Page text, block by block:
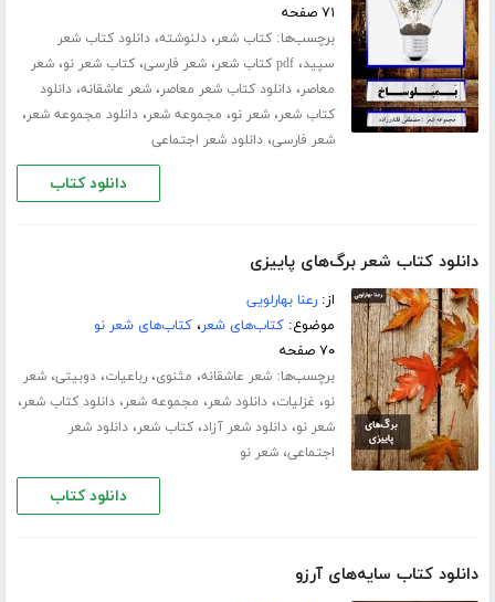
۷۱ صفحه
برچسب‌ها:کتاب شعر،دلنوشته،دانلود کتاب شعر
سپید،pdf کتاب شعر ،شعر فارسی،کتاب شعر نو،شعر
معاصر،دانلود کتاب شعر معاصر،شعر عاشقانه،دانلود
کتاب شعر،شعر نو، مجموعه شعر،دانلود مجموعه شعر،
شعر فارسی،دانلود شعر اجتماعی
دانلود کتاب
دانلود کتاب شعر برگ‌های پاییزی
از:رعنا بهارلویی
موضوع:کتاب‌های شعر،کتاب‌های شعر نو
۷۰ صفحه
برچسب‌ها:شعر عاشقانه، مثنوی،رباعیات،دوبیتی،شعر
نو، غزلیات،دانلود شعر، مجموعه شعر،دانلود کتاب شعر،
شعر نو،دانلود شعر آزاد،کتاب شعر،دانلود شعر
اجتماعی،شعر نو
دانلود کتاب
دانلود کتاب سایه‌های آرزو